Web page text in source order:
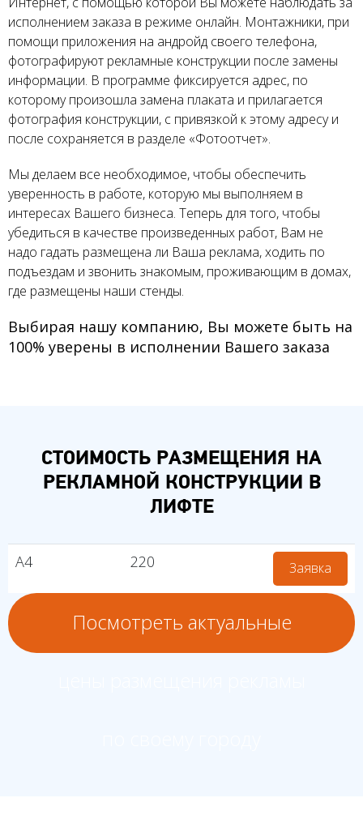
исполнением заказа в режиме онлайн. Монтажники, при
помощи приложения на андройд своего телефона,
фотографируют рекламные конструкции после замены
информации. В программе фиксируется адрес, по
которому произошла замена плаката и прилагается
фотография конструкции, с привязкой к этому адресу и
после сохраняется в разделе «Фотоотчет».
Мы делаем все необходимое, чтобы обеспечить
уверенность в работе, которую мы выполняем в
интересах Вашего бизнеса. Теперь для того, чтобы
убедиться в качестве произведенных работ, Вам не
надо гадать размещена ли Ваша реклама, ходить по
подъездам и звонить знакомым, проживающим в домах,
где размещены наши стенды.
Выбирая нашу компанию, Вы можете быть на
100% уверены в исполнении Вашего заказа
СТОИМОСТЬ РАЗМЕЩЕНИЯ НА
РЕКЛАМНОЙ КОНСТРУКЦИИ В
ЛИФТЕ
А4 220 Заявка
Посмотреть актуальные